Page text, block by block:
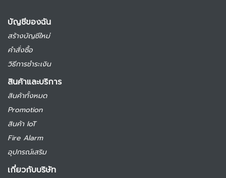
บัญชีของฉัน
สร้างบัญชีใหม่
คำสั่งซื้อ
วิธีการชำระเงิน
สินค้าและบริการ
สินค้าทั้งหมด
Promotion
สินค้า IoT
Fire Alarm
อุปกรณ์เสริม
เกี่ยวกับบริษัท